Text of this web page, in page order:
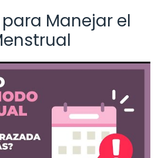
Manejar el